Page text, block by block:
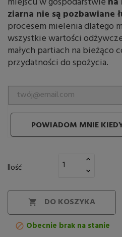
ziarna nie są pozbawiane
procesem mielenia dlatego
wszystkie wartości
małych partiach na bieżąco
przydatności do spożycia.
POWIADOM MNIE
Ilość
 DO KOSZYKA
 Obecnie brak na stanie